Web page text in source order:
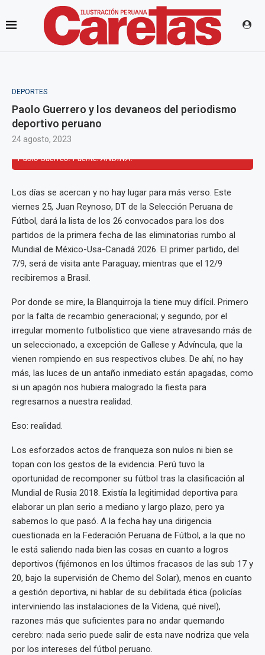
DEPORTES
Paolo Guerrero y los devaneos del periodismo
deportivo peruano
24 agosto, 2023
Paolo Guerreo. Fuente: ANDINA.
Los días se acercan y no hay lugar para más verso. Este
viernes 25, Juan Reynoso, DT de la Selección Peruana de
Fútbol, dará la lista de los 26 convocados para los dos
partidos de la primera fecha de las eliminatorias rumbo al
Mundial de México-Usa-Canadá 2026. El primer partido, del
7/9, será de visita ante Paraguay; mientras que el 12/9
recibiremos a Brasil.
Por donde se mire, la Blanquirroja la tiene muy difícil. Primero
por la falta de recambio generacional; y segundo, por el
irregular momento futbolístico que viene atravesando más de
un seleccionado, a excepción de Gallese y Advíncula, que la
vienen rompiendo en sus respectivos clubes. De ahí, no hay
más, las luces de un antaño inmediato están apagadas, como
si un apagón nos hubiera malogrado la fiesta para
regresarnos a nuestra realidad.
Eso: realidad.
Los esforzados actos de franqueza son nulos ni bien se
topan con los gestos de la evidencia. Perú tuvo la
oportunidad de recomponer su fútbol tras la clasificación al
Mundial de Rusia 2018. Existía la legitimidad deportiva para
elaborar un plan serio a mediano y largo plazo, pero ya
sabemos lo que pasó. A la fecha hay una dirigencia
cuestionada en la Federación Peruana de Fútbol, a la que no
le está saliendo nada bien las cosas en cuanto a logros
deportivos (fijémonos en los últimos fracasos de las sub 17 y
20, bajo la supervisión de Chemo del Solar), menos en cuanto
a gestión deportiva, ni hablar de su debilitada ética (policías
interviniendo las instalaciones de la Videna, qué nivel),
razones más que suficientes para no andar quemando
cerebro: nada serio puede salir de esta nave nodriza que vela
por los intereses del fútbol peruano.